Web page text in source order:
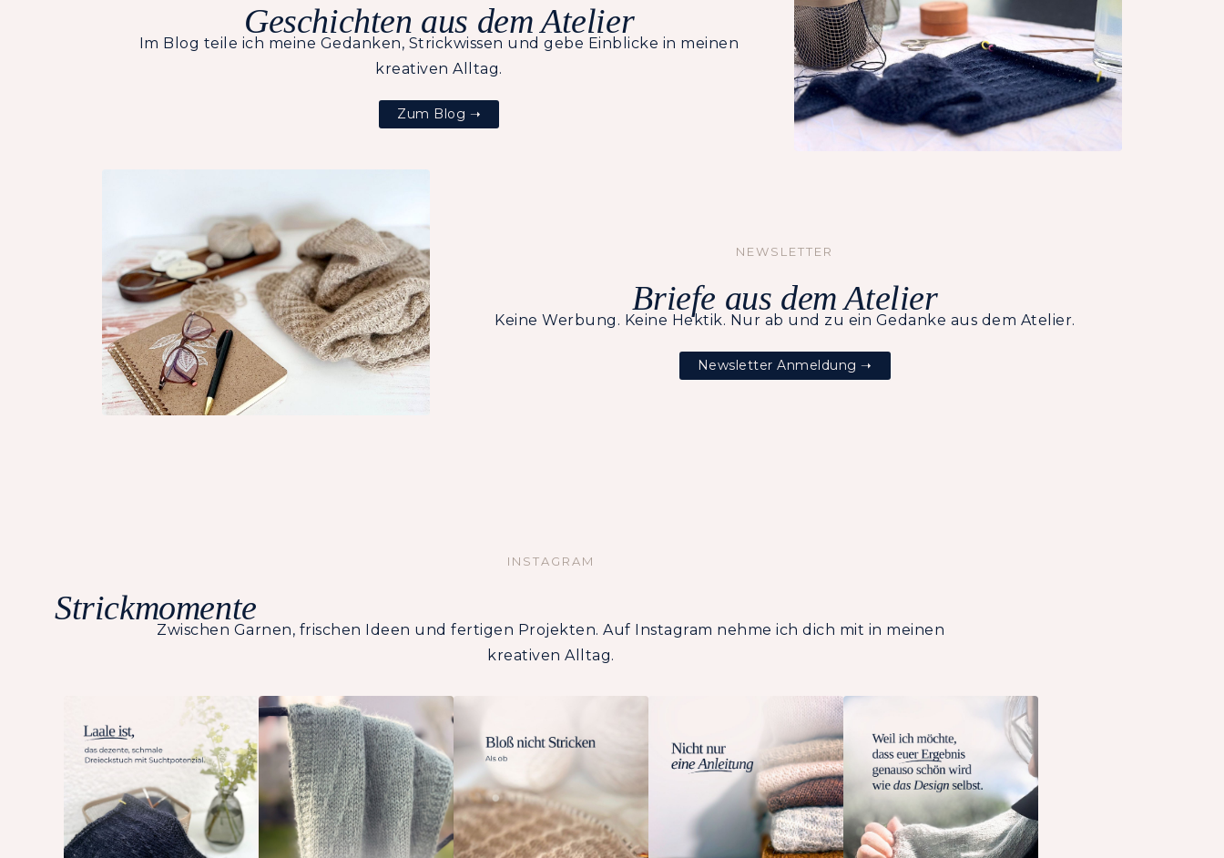
Geschichten aus dem Atelier
Im Blog teile ich meine Gedanken, Strickwissen und gebe Einblicke in meinen
kreativen Alltag.
Zum Blog ➝
NEWSLETTER
Briefe aus dem Atelier
Keine Werbung. Keine Hektik. Nur ab und zu ein Gedanke aus dem Atelier.
Newsletter Anmeldung ➝
INSTAGRAM
Strickmomente
Zwischen Garnen, frischen Ideen und fertigen Projekten. Auf Instagram nehme ich dich mit in meinen
kreativen Alltag.